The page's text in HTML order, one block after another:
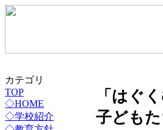
カテゴリ
TOP
◇HOME
◇学校紹介
「はぐ
子どもた